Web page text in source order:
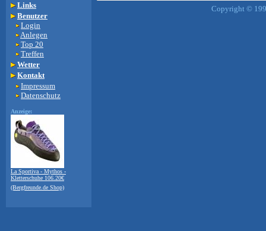
Links
Benutzer
Login
Anlegen
Top 20
Treffen
Wetter
Kontakt
Impressum
Datenschutz
Anzeige:
La Sportiva - Mythos -
Kletterschuhe 106.20€
(Bergfreunde.de Shop)
Copyright ©